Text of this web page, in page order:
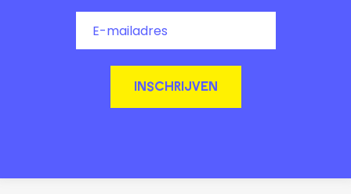
INSCHRIJVEN